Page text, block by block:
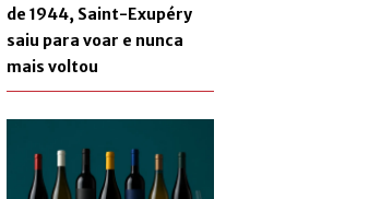
de 1944, Saint-Exupéry
saiu para voar e nunca
mais voltou